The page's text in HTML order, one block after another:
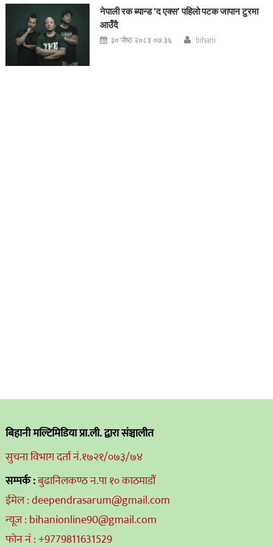
नेपाली रक ब्यान्ड ‘द एक्स’ पहिलो पटक जापान टुरमा
आउँदै
३० जेष्ठ २०८३ ०७:३६ bihani
बिहानी मल्टिमिडिया प्रा.ली. द्वारा संञ्चालीत
सुचना विभाग दर्ता नं.१७२१/०७३/७४
सम्पर्क :बुढानिलकण्ठ न.पा १० काठमाडौं
ईमेल : deependrasarum@gmail.com
न्यूज : bihanionline90@gmail.com
फोन नं : +9779811631529